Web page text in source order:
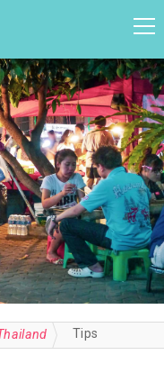
Tips